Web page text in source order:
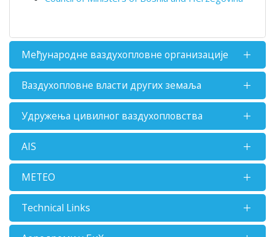
Међународне ваздухопловне организације
Ваздухопловне власти других земаља
Удружења цивилног ваздухопловства
AIS
METEO
Technical Links